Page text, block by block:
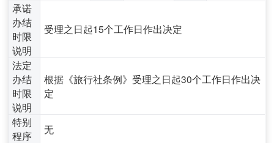
承诺
办结
时限
说明
受理之日起15个工作日作出决定
法定
办结
时限
说明
根据《旅行社条例》受理之日起30个工作日作出决
定
特别
程序
无